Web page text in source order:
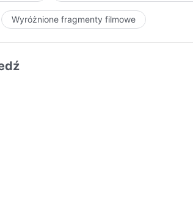
Wyróżnione fragmenty filmowe